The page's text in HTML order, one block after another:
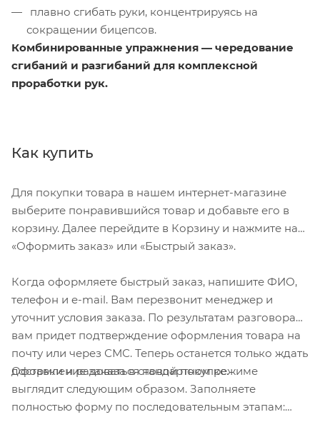
сокращении бицепсов.
Комбинированные упражнения — чередование
сгибаний и разгибаний для комплексной
проработки рук.
Как купить
Для покупки товара в нашем интернет-магазине
выберите понравившийся товар и добавьте его в
корзину. Далее перейдите в Корзину и нажмите на
«Оформить заказ» или «Быстрый заказ».
Когда оформляете быстрый заказ, напишите ФИО,
телефон и e-mail. Вам перезвонит менеджер и
уточнит условия заказа. По результатам разговора
вам придет подтверждение оформления товара на
почту или через СМС. Теперь останется только ждать
доставки и радоваться новой покупке.
Оформление заказа в стандартном режиме
выглядит следующим образом. Заполняете
полностью форму по последовательным этапам: